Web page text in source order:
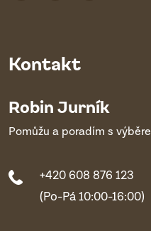
Kontakt
Robin Jurník
Pomůžu a poradím s
+420 608 876 123
(Po-Pá 10:00-16:00)